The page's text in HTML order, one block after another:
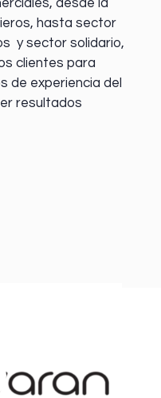
desde la
, hasta sector
y sector solidario,
clientes para
de experiencia del
resultados